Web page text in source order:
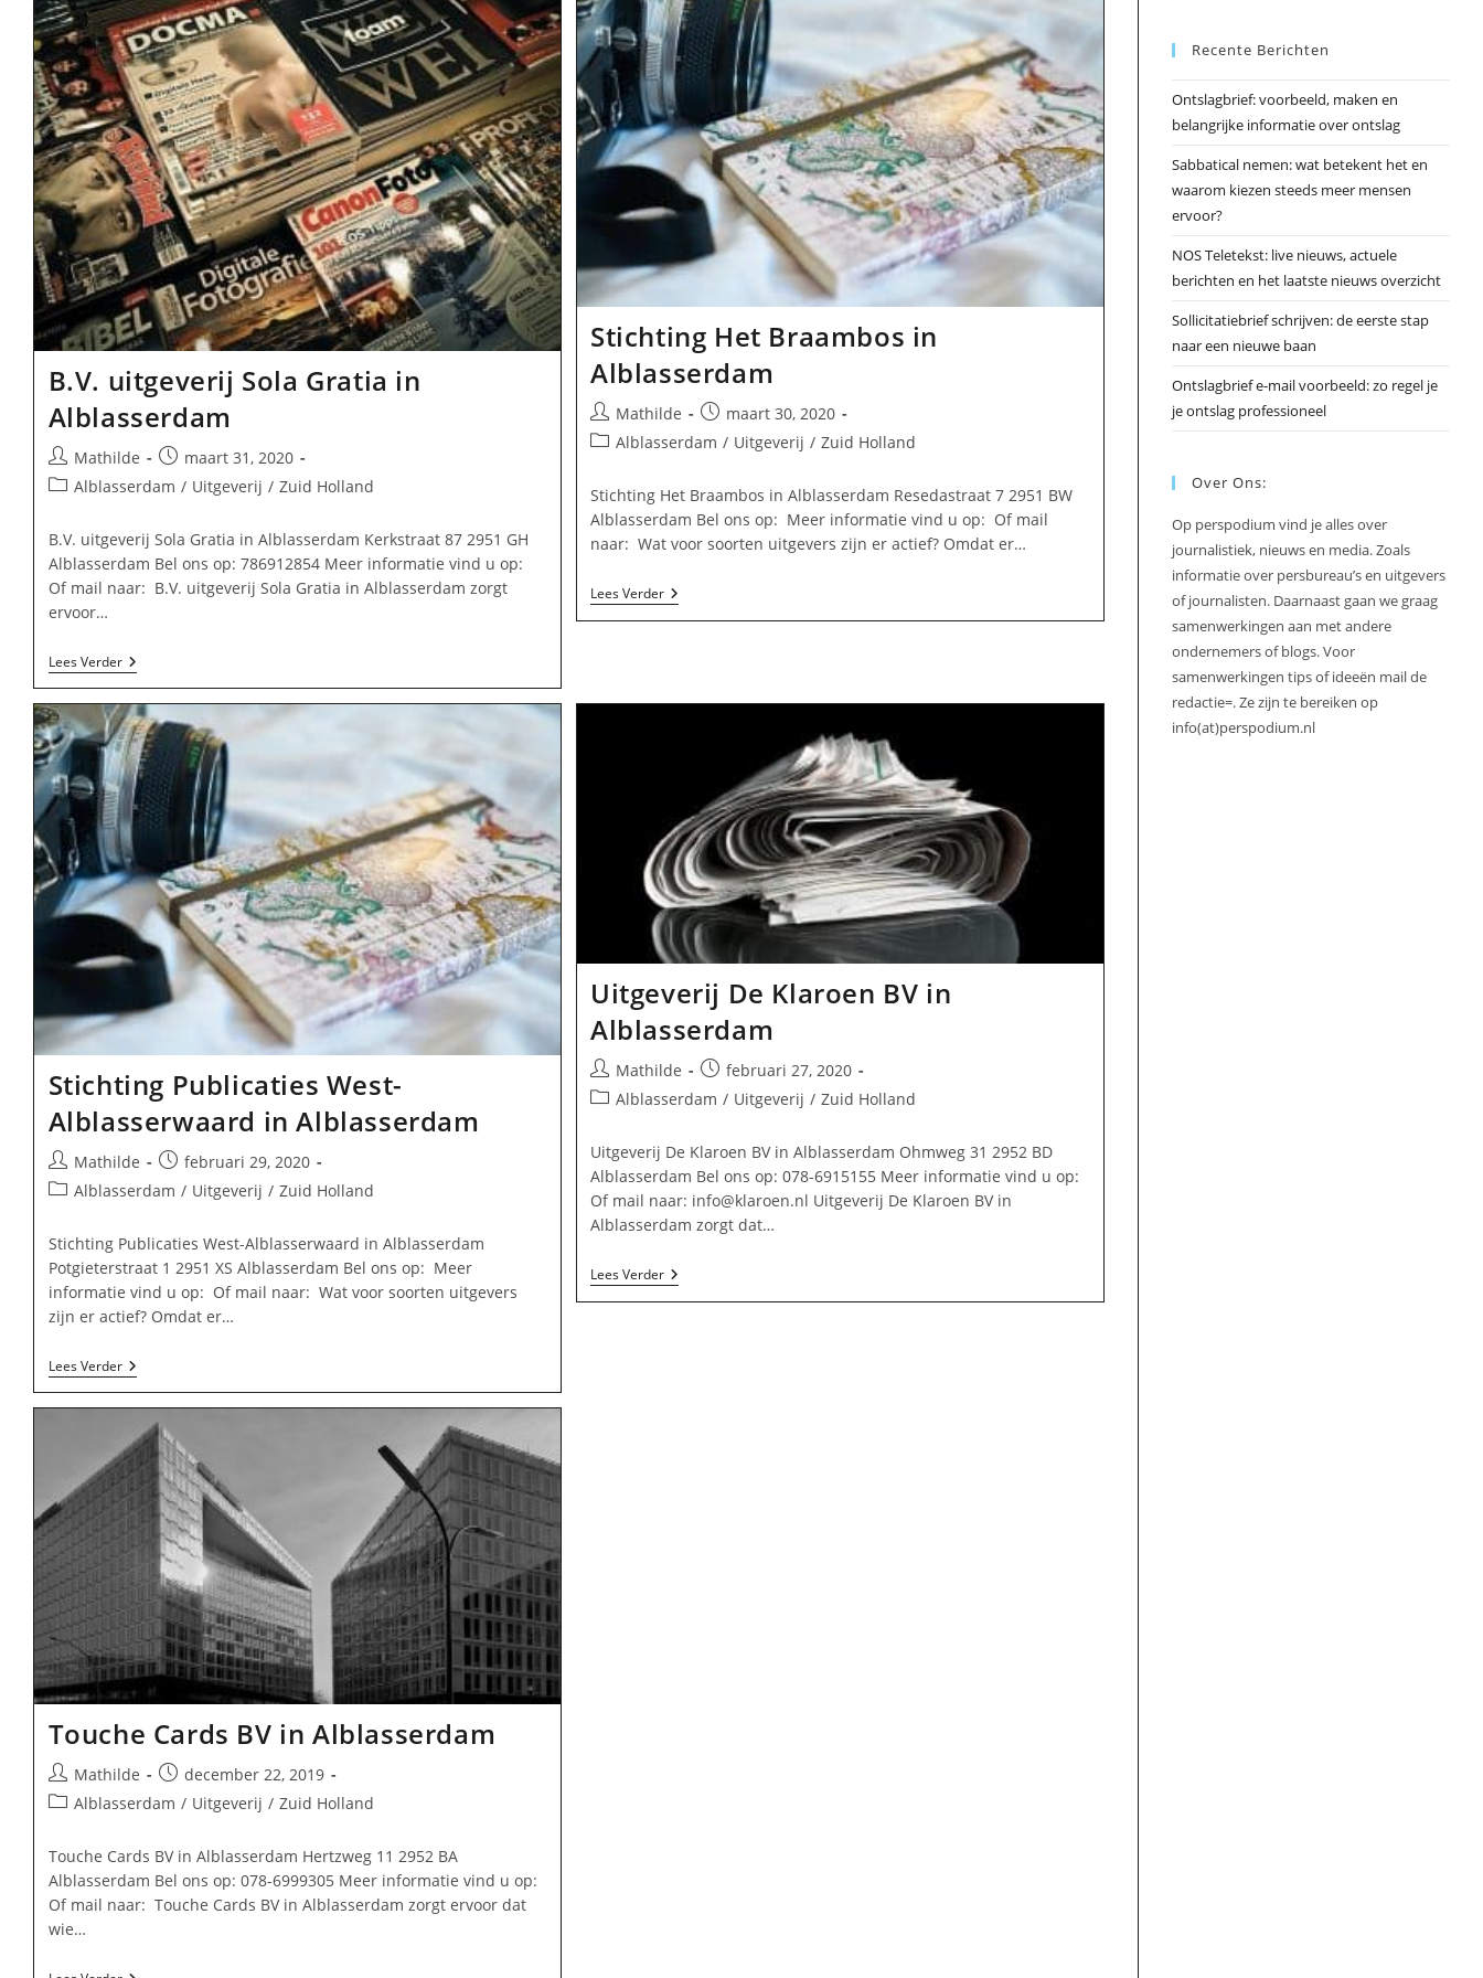
B.V. uitgeverij Sola Gratia in
Alblasserdam
Bericht
auteur:
Mathilde
Bericht
gepubliceerd
maart 31, 2020
Berichtcategorie:
Alblasserdam / Uitgeverij / Zuid Holland
B.V. uitgeverij Sola Gratia in Alblasserdam Kerkstraat 87 2951 GH
Alblasserdam Bel ons op: 786912854 Meer informatie vind u op:
Of mail naar: B.V. uitgeverij Sola Gratia in Alblasserdam zorgt
ervoor…
Lees VerderB.V.
Uitgeverij
Gratia
In
Alblasserdam
Stichting Het Braambos in
Alblasserdam
Bericht
auteur:
Mathilde
Bericht
gepubliceerd
maart 30, 2020
Berichtcategorie:
Alblasserdam / Uitgeverij / Zuid Holland
Stichting Het Braambos in Alblasserdam Resedastraat 7 2951 BW
Alblasserdam Bel ons op: Meer informatie vind u op: Of mail
naar: Wat voor soorten uitgevers zijn er actief? Omdat er…
Lees VerderStichting
Het
Braambos
Stichting Publicaties West-
Alblasserwaard in Alblasserdam
Bericht
auteur:
Mathilde
Bericht
gepubliceerd
februari 29, 2020
Berichtcategorie:
Alblasserdam / Uitgeverij / Zuid Holland
Stichting Publicaties West-Alblasserwaard in Alblasserdam
Potgieterstraat 1 2951 XS Alblasserdam Bel ons op: Meer
informatie vind u op: Of mail naar: Wat voor soorten uitgevers
zijn er actief? Omdat er…
Lees VerderStichting
Publicaties
Alblasserwaard
In
Alblasserdam
Uitgeverij De Klaroen BV in
Alblasserdam
Bericht
auteur:
Mathilde
Bericht
gepubliceerd
februari 27, 2020
Berichtcategorie:
Alblasserdam / Uitgeverij / Zuid Holland
Uitgeverij De Klaroen BV in Alblasserdam Ohmweg 31 2952 BD
Alblasserdam Bel ons op: 078-6915155 Meer informatie vind u op:
Of mail naar: info@klaroen.nl Uitgeverij De Klaroen BV in
Alblasserdam zorgt dat…
Lees VerderUitgeverij
De
Klaroen
Touche Cards BV in Alblasserdam
Bericht
auteur:
Mathilde
Bericht
gepubliceerd
december 22, 2019
Berichtcategorie:
Alblasserdam / Uitgeverij / Zuid Holland
Touche Cards BV in Alblasserdam Hertzweg 11 2952 BA
Alblasserdam Bel ons op: 078-6999305 Meer informatie vind u op:
Of mail naar: Touche Cards BV in Alblasserdam zorgt ervoor dat
wie…
Recente Berichten
Ontslagbrief: voorbeeld, maken en
belangrijke informatie over ontslag
Sabbatical nemen: wat betekent het en
waarom kiezen steeds meer mensen
ervoor?
NOS Teletekst: live nieuws, actuele
berichten en het laatste nieuws overzicht
Sollicitatiebrief schrijven: de eerste stap
naar een nieuwe baan
Ontslagbrief e-mail voorbeeld: zo regel je
je ontslag professioneel
Over Ons:
Op perspodium vind je alles over
journalistiek, nieuws en media. Zoals
informatie over persbureau’s en uitgevers
of journalisten. Daarnaast gaan we graag
samenwerkingen aan met andere
ondernemers of blogs. Voor
samenwerkingen tips of ideeën mail de
redactie=. Ze zijn te bereiken op
info(at)perspodium.nl